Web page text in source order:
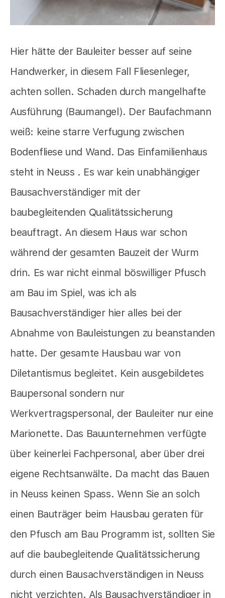
Hier hätte der Bauleiter besser auf seine
Handwerker, in diesem Fall Fliesenleger,
achten sollen. Schaden durch mangelhafte
Ausführung (Baumangel). Der Baufachmann
weiß: keine starre Verfugung zwischen
Bodenfliese und Wand. Das Einfamilienhaus
steht in Neuss . Es war kein unabhängiger
Bausachverständiger mit der
baubegleitenden Qualitätssicherung
beauftragt. An diesem Haus war schon
während der gesamten Bauzeit der Wurm
drin. Es war nicht einmal böswilliger Pfusch
am Bau im Spiel, was ich als
Bausachverständiger hier alles bei der
Abnahme von Bauleistungen zu beanstanden
hatte. Der gesamte Hausbau war von
Diletantismus begleitet. Kein ausgebildetes
Baupersonal sondern nur
Werkvertragspersonal, der Bauleiter nur eine
Marionette. Das Bauunternehmen verfügte
über keinerlei Fachpersonal, aber über drei
eigene Rechtsanwälte. Da macht das Bauen
in Neuss keinen Spass. Wenn Sie an solch
einen Bauträger beim Hausbau geraten für
den Pfusch am Bau Programm ist, sollten Sie
auf die baubegleitende Qualitätssicherung
durch einen Bausachverständigen in Neuss
nicht verzichten. Als Bausachverständiger in